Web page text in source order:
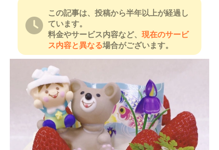
この記事は、投稿から半年以上が経過し
ています。
料金やサービス内容など、 現在のサービ
ス内容と異なる場合がございます。